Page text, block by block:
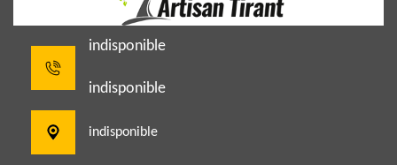
indisponible
indisponible
indisponible